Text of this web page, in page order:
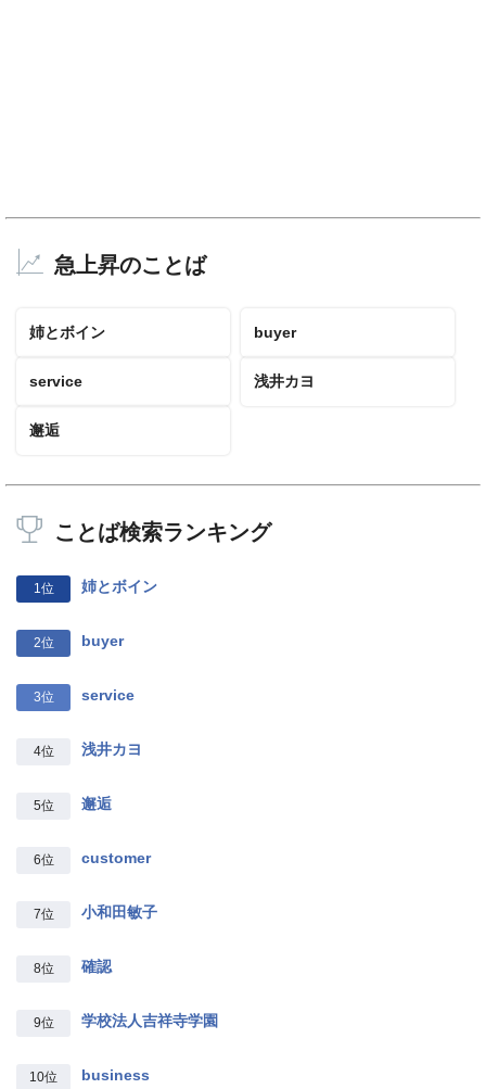
急上昇のことば
姉とボイン buyer
service 浅井カヨ
邂逅
ことば検索ランキング
1位 姉とボイン
2位 buyer
3位 service
4位 浅井カヨ
5位 邂逅
6位 customer
7位 小和田敏子
8位 確認
9位 学校法人吉祥寺学園
10位 business